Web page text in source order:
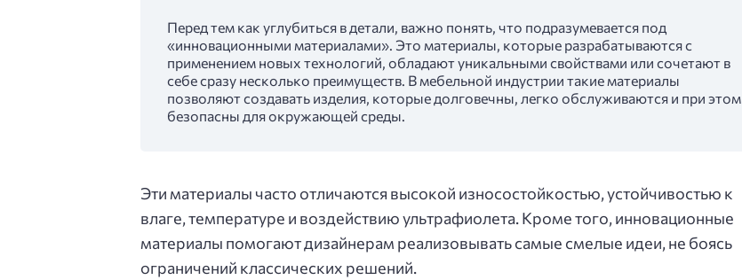
Перед тем как углубиться в детали, важно понять, что подразумевается под
«инновационными материалами». Это материалы, которые разрабатываются с
применением новых технологий, обладают уникальными свойствами или сочетают в
себе сразу несколько преимуществ. В мебельной индустрии такие материалы
позволяют создавать изделия, которые долговечны, легко обслуживаются и при этом
безопасны для окружающей среды.
Эти материалы часто отличаются высокой износостойкостью, устойчивостью к
влаге, температуре и воздействию ультрафиолета. Кроме того, инновационные
материалы помогают дизайнерам реализовывать самые смелые идеи, не боясь
ограничений классических решений.